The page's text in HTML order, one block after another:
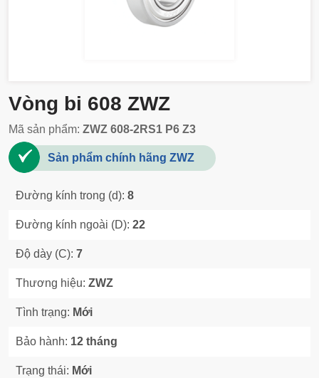
Vòng bi 608 ZWZ
Mã sản phẩm: ZWZ 608-2RS1 P6 Z3
Sản phẩm chính hãng ZWZ
Đường kính trong (d): 8
Đường kính ngoài (D): 22
Độ dày (C): 7
Thương hiệu: ZWZ
Tình trạng: Mới
Bảo hành: 12 tháng
Trạng thái: Mới